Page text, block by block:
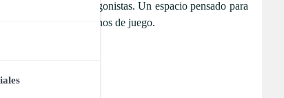
a sus grandes protagonistas. Un espacio pensado para
y fuera de los terrenos de juego.